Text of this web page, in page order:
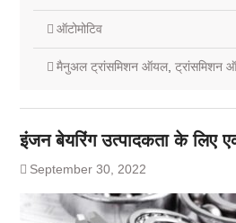
ऑटोमोटिव
मैनुअल ट्रांसमिशन ऑयल, ट्रांसमिशन
इंजन बेयरिंग उत्पादकता के लिए
September 30, 2022